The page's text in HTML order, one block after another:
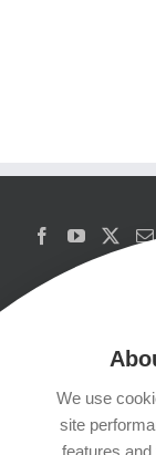
Copyrights
We use
site
features